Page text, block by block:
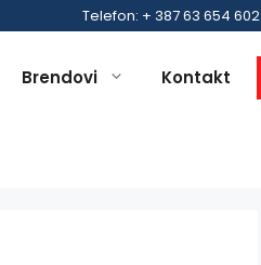
Telefon: + 387 63 654 602
Brendovi Kontakt